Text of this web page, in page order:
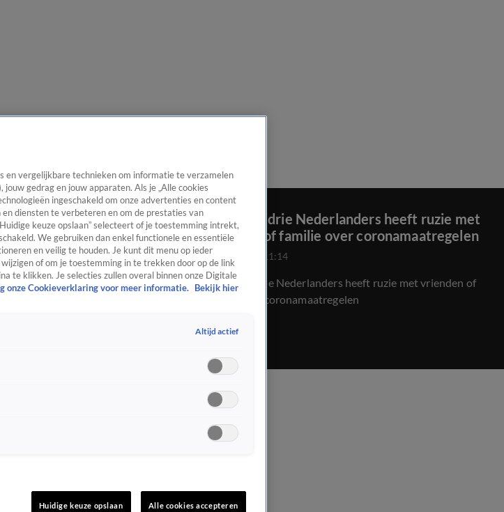
Eén op de drie Nederlanders heeft ruzie met
vrienden of familie over coronamaatregelen
12 sep 2021, 11:14
Eén op de drie Nederlanders heeft ruzie met vrienden of
familie over coronamaatregelen
en vergelijkbare technieken om informatie te verzamelen
gedrag en jouw apparaten. Als je „Alle cookies
ingeschakeld om onze advertenties en content
diensten te verbeteren en om de prestaties van
keuze opslaan” selecteert of je toestemming intrekt,
We gebruiken dan enkel functionele en essentiële
en veilig te houden. Je kunt dit menu op ieder
of om je toestemming in te trekken door op de link
te klikken. Je selecties zullen overal binnen onze Digitale
onze Cookieverklaring voor meer informatie.
Bekijk hier
Altijd actief
Huidige keuze opslaan Alle cookies accepteren